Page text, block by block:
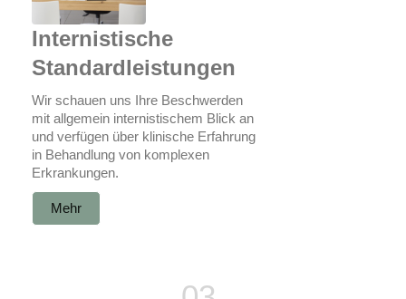
Internistische
Standardleistungen
Wir schauen uns Ihre Beschwerden
mit allgemein internistischem Blick an
und verfügen über klinische Erfahrung
in Behandlung von komplexen
Erkrankungen.
Mehr